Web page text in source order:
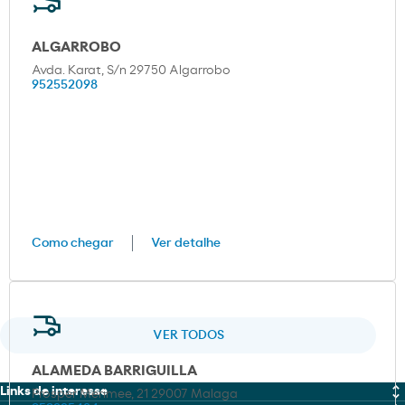
VER TODOS
ALGARROBO
Avda. Karat, S/n 29750 Algarrobo
952552098
Como chegar Ver detalhe
ALAMEDA BARRIGUILLA
Prosper Merimee, 21 29007 Malaga
Links de interesse